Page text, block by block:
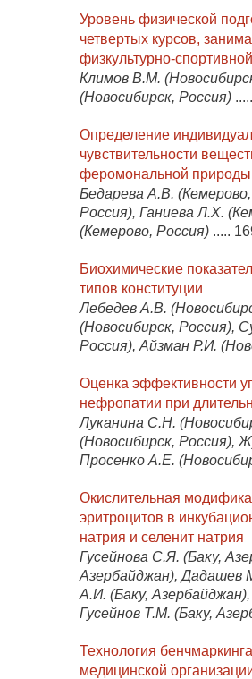
Уровень физической
четвертых курсов,
физкультурно-
Климов В.М.
(Новосибирск, Россия) .....
Определение
чувствительности
феромональной природы
Бедарева А.В.
Россия), Ганиева Л.Х.
(Кемерово, Россия) .....
Биохимические
типов конституции
Лебедев А.В.
(Новосибирск, Россия),
Россия), Айзман Р.И.
Оценка эффективности
нефропатии при
Луканина С.Н.
(Новосибирск, Россия),
Просенко А.Е.
Окислительная
эритроцитов в
натрия и селенит натрия
Гусейнова С.Я. (Баку,
Азербайджан), Дадашев
А.И. (Баку,
Гусейнов Т.М. (Баку,
Технология
медицинской